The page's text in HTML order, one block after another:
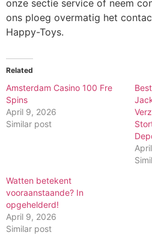
onze sectie service of neem
ons ploeg overmatig het
Happy-Toys.
Related
Amsterdam Casino 100 Fre
Spins
April 9, 2026
Similar post
Watten betekent
vooraanstaande? In
opgehelderd!
April 9, 2026
Similar post